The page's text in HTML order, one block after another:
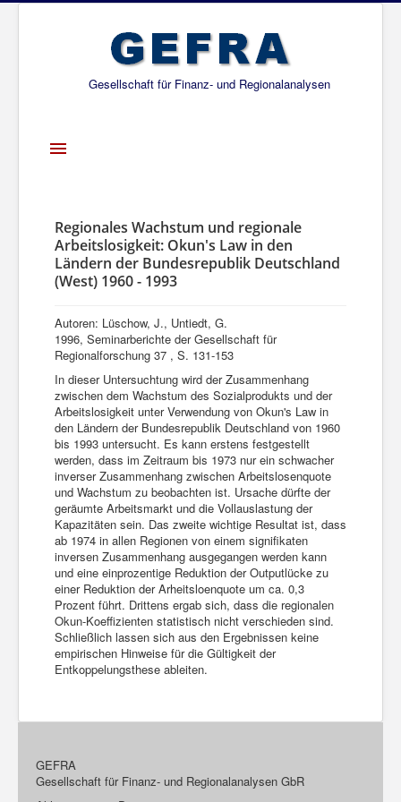
Gesellschaft für Finanz- und Regionalanalysen
Toggle
Über uns
Projekte
Publikationen
Gesellschafter
Netzwerk
Regionales Wachstum und regionale
Arbeitslosigkeit: Okun's Law in den
Ländern der Bundesrepublik Deutschland
(West) 1960 - 1993
Autoren: Lüschow, J., Untiedt, G.
1996, Seminarberichte der Gesellschaft für
Regionalforschung 37 , S. 131-153
In dieser Untersuchtung wird der Zusammenhang
zwischen dem Wachstum des Sozialprodukts und der
Arbeitslosigkeit unter Verwendung von Okun's Law in
den Ländern der Bundesrepublik Deutschland von 1960
bis 1993 untersucht. Es kann erstens festgestellt
werden, dass im Zeitraum bis 1973 nur ein schwacher
inverser Zusammenhang zwischen Arbeitslosenquote
und Wachstum zu beobachten ist. Ursache dürfte der
geräumte Arbeitsmarkt und die Vollauslastung der
Kapazitäten sein. Das zweite wichtige Resultat ist, dass
ab 1974 in allen Regionen von einem signifikaten
inversen Zusammenhang ausgegangen werden kann
und eine einprozentige Reduktion der Outputlücke zu
einer Reduktion der Arheitsloenquote um ca. 0,3
Prozent führt. Drittens ergab sich, dass die regionalen
Okun-Koeffizienten statistisch nicht verschieden sind.
Schließlich lassen sich aus den Ergebnissen keine
empirischen Hinweise für die Gültigkeit der
Entkoppelungsthese ableiten.
GEFRA
Gesellschaft für Finanz- und Regionalanalysen GbR